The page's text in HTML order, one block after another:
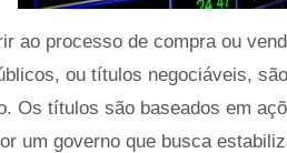
ao processo de compra ou
ou títulos negociáveis,
Os títulos são baseados em
um governo que busca